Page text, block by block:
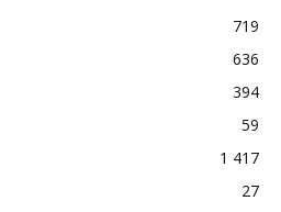
719
636
394
59
1 417
27